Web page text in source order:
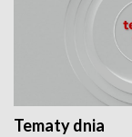
Tematy dnia